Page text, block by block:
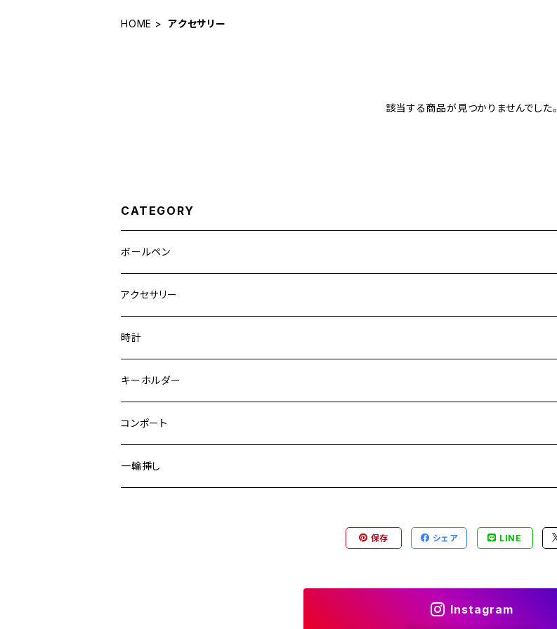
HOME アクセサリー
該当する商品が見つかりませんでした。
CATEGORY
ボールペン
無垢単種
寄せ木
２トーン
寄せ木６種類材
アンティーク
替え芯
アクセサリー
ピアス
ブローチ
ピンバッジ
時計
キーホルダー
コンポート
一輪挿し
保存 シェア LINE
Instagram